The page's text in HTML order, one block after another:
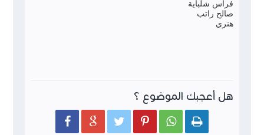
فراس شلباية
صالح راتب
هنري
هل أعجبك الموضوع ؟
     